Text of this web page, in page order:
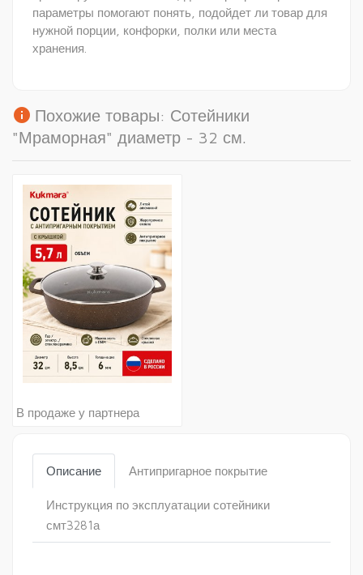
параметры помогают понять, подойдет ли товар для
нужной порции, конфорки, полки или места
хранения.
info Похожие товары: Сотейники
"Мраморная" диаметр - 32 см.
В продаже у партнера
Описание Антипригарное покрытие
Инструкция по эксплуатации сотейники
смт3281а